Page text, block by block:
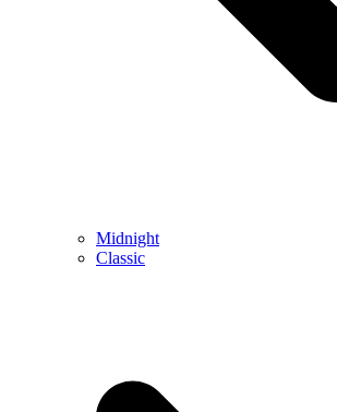
Midnight
Classic